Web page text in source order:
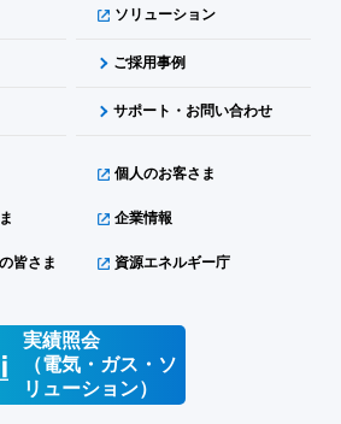
ソリューション
ご採用事例
サポート・お問い合わせ
皆さま
個人のお客さま
企業情報
資源エネルギー庁
実績照会
（電気・ガス・ソ
リューション）